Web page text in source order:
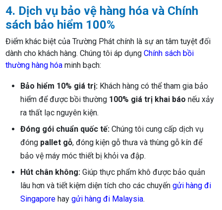
4. Dịch vụ bảo vệ hàng hóa và Chính
sách bảo hiểm 100%
Điểm khác biệt của Trường Phát chính là sự an tâm tuyệt đối
dành cho khách hàng. Chúng tôi áp dụngChính sách bồi
thường hàng hóa minh bạch:
Bảo hiểm 10% giá trị: Khách hàng có thể tham gia bảo
hiểm để được bồi thường 100% giá trị khai báo nếu xảy
ra thất lạc nguyên kiện.
Đóng gói chuẩn quốc tế: Chúng tôi cung cấp dịch vụ
đóng pallet gỗ, đóng kiện gỗ thưa và thùng gỗ kín để
bảo vệ máy móc thiết bị khỏi va đập.
Hút chân không: Giúp thực phẩm khô được bảo quản
lâu hơn và tiết kiệm diện tích cho các chuyếngửi hàng đi
Singapore haygửi hàng đi Malaysia.